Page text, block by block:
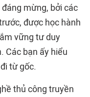
mừng, bởi các
được học hành
vững tư duy
Các bạn ấy hiểu
từ gốc.
thủ công truyền